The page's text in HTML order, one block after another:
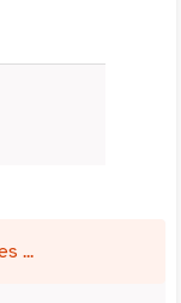
...